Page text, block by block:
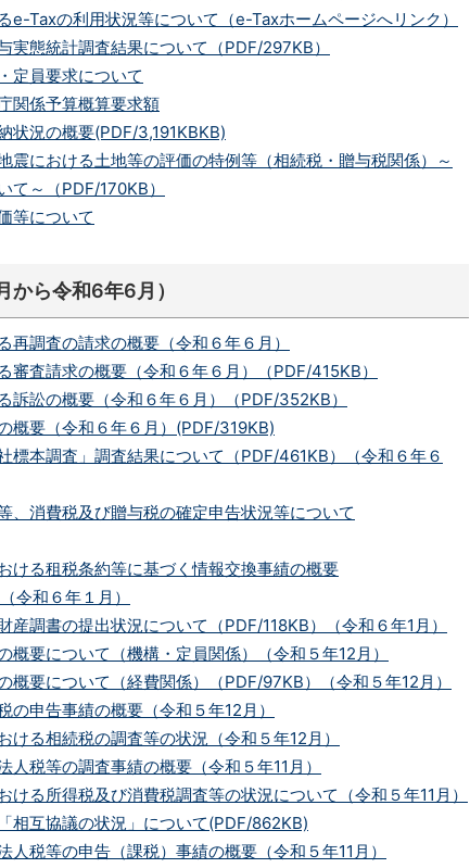
e-Taxの利用状況等について（e-Taxホームページへリンク）
実態統計調査結果について（PDF/297KB）
員要求について
関係予算概算要求額
状況の概要(PDF/3,191KBKB)
震における土地等の評価の特例等（相続税・贈与税関係）～
て～（PDF/170KB）
等について
ら令和6年6月）
再調査の請求の概要（令和６年６月）
審査請求の概要（令和６年６月）（PDF/415KB）
訴訟の概要（令和６年６月）（PDF/352KB）
要（令和６年６月）(PDF/319KB)
標本調査」調査結果について（PDF/461KB）（令和６年６
、消費税及び贈与税の確定申告状況等について
ける租税条約等に基づく情報交換事績の概要
令和６年１月）
産調書の提出状況について（PDF/118KB）（令和６年1月）
要について（機構・定員関係）（令和５年12月）
要について（経費関係）（PDF/97KB）（令和５年12月）
申告事績の概要（令和５年12月）
ける相続税の調査等の状況（令和５年12月）
税等の調査事績の概要（令和５年11月）
ける所得税及び消費税調査等の状況について（令和５年11月）
相互協議の状況」について(PDF/862KB)
税等の申告（課税）事績の概要（令和５年11月）